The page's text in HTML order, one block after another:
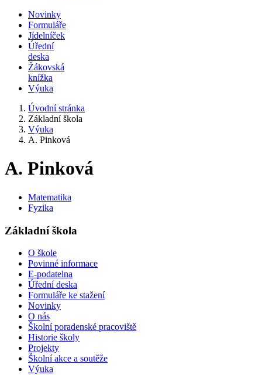
Novinky
Formuláře
Jídelníček
Úřední
deska
Žákovská
knížka
Výuka
Úvodní stránka
Základní škola
Výuka
A. Pinková
A. Pinková
Matematika
Fyzika
Základní škola
O škole
Povinné informace
E-podatelna
Úřední deska
Formuláře ke stažení
Novinky
O nás
Školní poradenské pracoviště
Historie školy
Projekty
Školní akce a soutěže
Výuka